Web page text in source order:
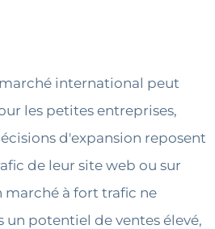
international peut
les petites entreprises,
d'expansion reposent
de leur site web ou sur
marché à fort trafic ne
potentiel de ventes élevé,